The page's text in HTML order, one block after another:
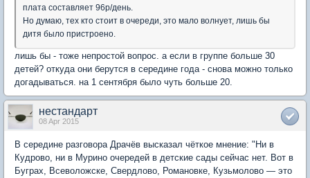
плата составляет 96р/день.
Но думаю, тех кто стоит в очереди, это мало волнует, лишь бы
дитя было пристроено.
лишь бы - тоже непростой вопрос. а если в группе больше 30
детей? откуда они берутся в середине года - снова можно только
догадываться. на 1 сентября было чуть больше 20.
нестандарт
08 Apr 2015
В середине разговора Драчёв высказал чёткое мнение: "Ни в
Кудрово, ни в Мурино очередей в детские сады сейчас нет. Вот в
Буграх, Всеволожске, Свердлово, Романовке, Кузьмолово — это